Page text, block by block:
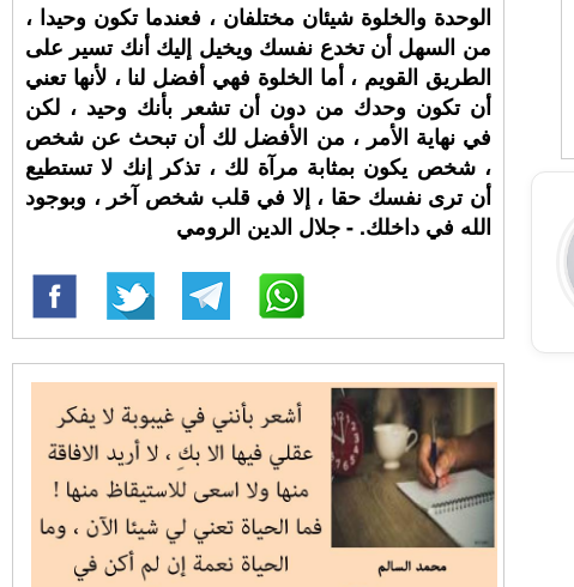
الوحدة والخلوة شيئان مختلفان ، فعندما تكون وحيدا ،
من السهل أن تخدع نفسك ويخيل إليك أنك تسير على
الطريق القويم ، أما الخلوة فهي أفضل لنا ، لأنها تعني
أن تكون وحدك من دون أن تشعر بأنك وحيد ، لكن
في نهاية الأمر ، من الأفضل لك أن تبحث عن شخص
، شخص يكون بمثابة مرآة لك ، تذكر إنك لا تستطيع
أن ترى نفسك حقا ، إلا في قلب شخص آخر ، وبوجود
الله في داخلك. - جلال الدين الرومي